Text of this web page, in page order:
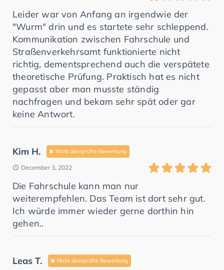
Leider war von Anfang an irgendwie der
"Wurm" drin und es startete sehr schleppend.
Kommunikation zwischen Fahrschule und
Straßenverkehrsamt funktionierte nicht
richtig, dementsprechend auch die verspätete
theoretische Prüfung. Praktisch hat es nicht
gepasst aber man musste ständig
nachfragen und bekam sehr spät oder gar
keine Antwort.
Kim H. Nicht überprüfte Bewertung
December 3, 2022
Die Fahrschule kann man nur
weiterempfehlen. Das Team ist dort sehr gut.
Ich würde immer wieder gerne dorthin hin
gehen..
Leas T. Nicht überprüfte Bewertung